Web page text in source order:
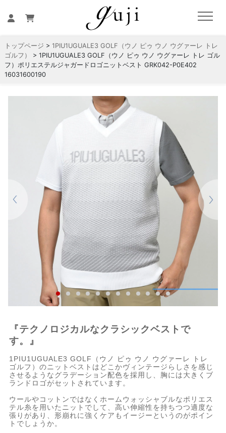
トップページ > 1PIU1UGUALE3 GOLF（ウノ ピゥ ウノ ウグァーレ トレ
ゴルフ）
> 1PIU1UGUALE3 GOLF（ウノ ピゥ ウノ ウグァーレ トレ ゴル
フ）ポリエステルジャガードロゴニットベスト GRK042-P0E402
16031600190
『テクノロジカルなクラシックベストで
す。』
1PIU1UGUALE3 GOLF（ウノ ピゥ ウノ ウグァーレ トレ
ゴルフ）のニットベストはどこかヴィンテージらしさを感じ
させるようなグラデーション配色を採用し、胸には大きくブ
ランドロゴがセットされています。
ウールやコットンではなくホームウォッシャブルなポリエス
テル糸を用いたニットでして、高い伸縮性を持ちつつ適度な
張りがあり、形崩れに強くケアもイージーというのがポイン
トでしょうか。